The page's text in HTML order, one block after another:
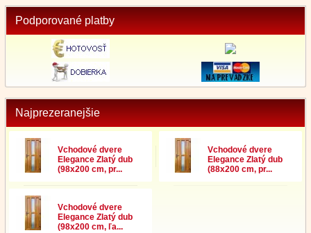
Podporované platby
Najprezeranejšie
Vchodové dvere
Elegance Zlatý dub
(98x200 cm, pr...
Vchodové dvere
Elegance Zlatý dub
(88x200 cm, pr...
Vchodové dvere
Elegance Zlatý dub
(98x200 cm, ľa...